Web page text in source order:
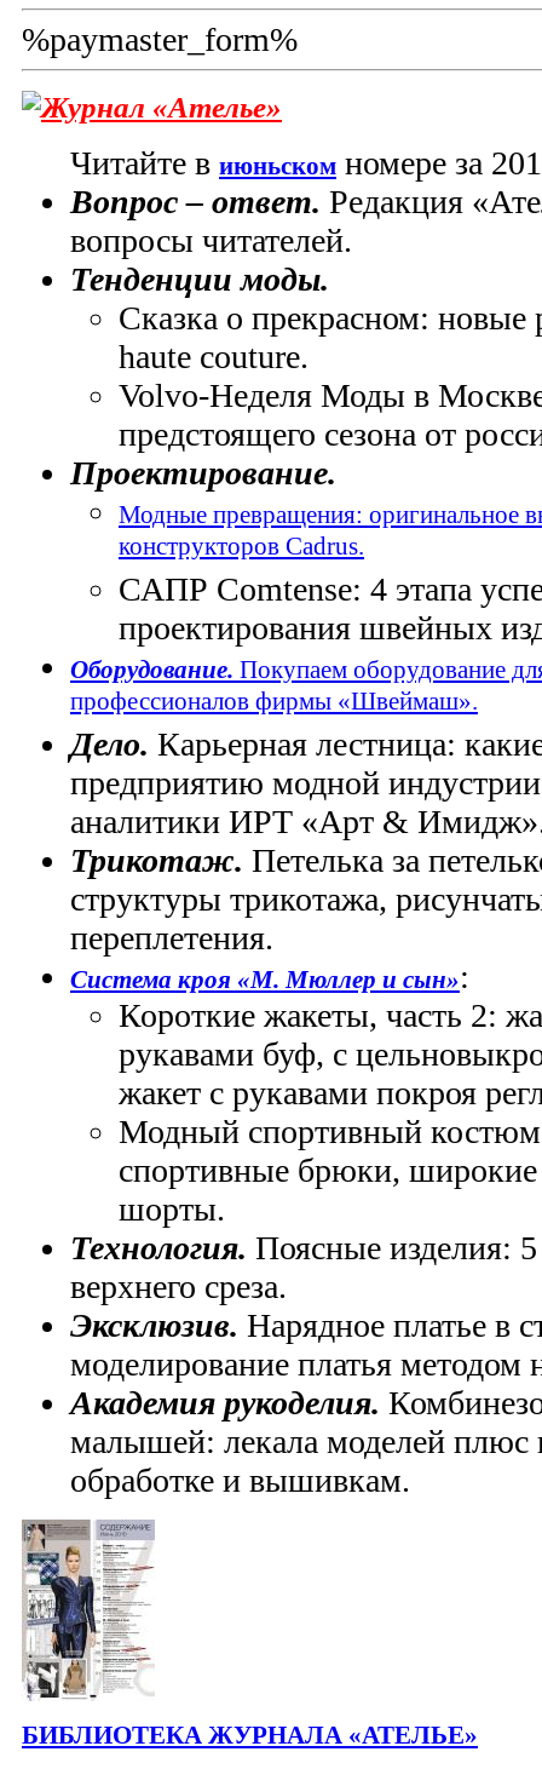
%paymaster_form%
Журнал «Ателье»
Читайте в июньском номере за
Вопрос – ответ. Редакция
вопросы читателей.
Тенденции моды.
Сказка о прекрасном:
haute couture.
Volvo-Неделя Моды в
предстоящего сезона от
Проектирование.
Модные превращения: оригинальное
конструкторов Cadrus.
САПР Comtense: 4 этапа
проектирования швейных
Оборудование. Покупаем оборудование
профессионалов фирмы «Швеймаш».
Дело. Карьерная лестница:
предприятию модной
аналитики ИРТ «Арт &
Трикотаж. Петелька за
структуры трикотажа,
переплетения.
Система кроя «М. Мюллер и сын»:
Короткие жакеты, часть 2:
рукавами буф, с
жакет с рукавами покроя
Модный спортивный
спортивные брюки,
шорты.
Технология. Поясные изделия:
верхнего среза.
Эксклюзив. Нарядное платье в
моделирование платья методом
Академия рукоделия.
малышей: лекала моделей плюс
обработке и вышивкам.
БИБЛИОТЕКА ЖУРНАЛА «АТЕЛЬЕ»